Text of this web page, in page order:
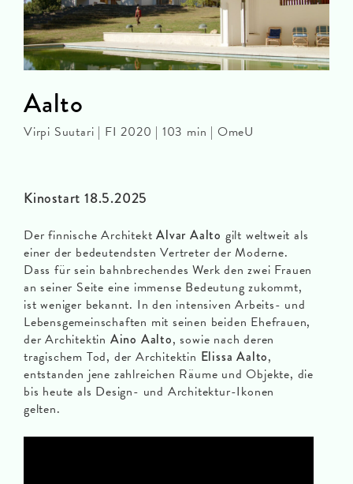
Kinostart 18.5.2025
Der finnische ArchitektAlvar Aalto gilt weltweit als
einer der bedeutendsten Vertreter der Moderne.
Dass für sein bahnbrechendes Werk den zwei Frauen
an seiner Seite eine immense Bedeutung zukommt,
ist weniger bekannt. In den intensiven Arbeits- und
Lebensgemeinschaften mit seinen beiden Ehefrauen,
der Architektin Aino Aalto, sowie nach deren
tragischem Tod, der Architektin Elissa Aalto,
entstanden jene zahlreichen Räume und Objekte, die
bis heute als Design- und Architektur-Ikonen
gelten.
Aalto
Virpi Suutari | FI 2020 | 103 min | OmeU